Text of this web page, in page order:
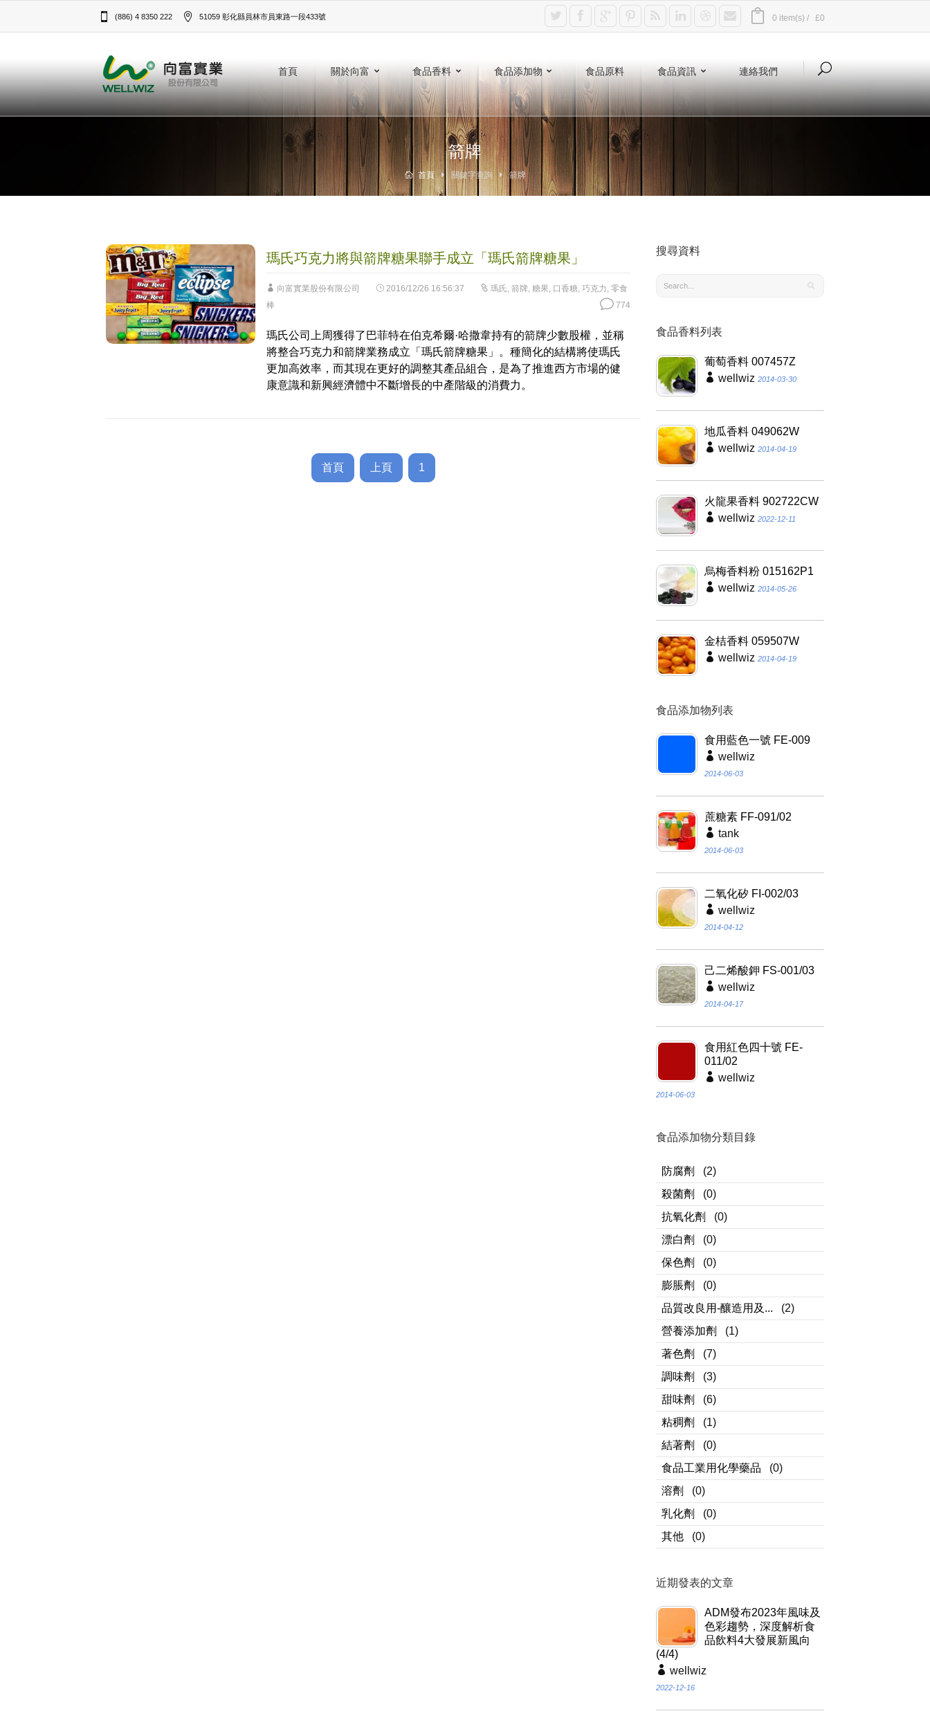
(886) 4 8350 222 51059 彰化縣員林市員東路一段433號‎ 0 item(s) / £0
首頁 關於向富 食品香料 食品添加物 食品原料 食品資訊 連絡我們
箭牌
首頁 關鍵字查詢 箭牌
瑪氏巧克力將與箭牌糖果聯手成立「瑪氏箭牌糖果」
向富實業股份有限公司 2016/12/26 16:56:37 瑪氏, 箭牌, 糖果, 口香糖, 巧克力 , 零食
棒
774
瑪氏公司上周獲得了巴菲特在伯克希爾·哈撒韋持有的箭牌少數股權，並稱
將整合巧克力和箭牌業務成立「瑪氏箭牌糖果」。種簡化的結構將使瑪氏
更加高效率，而其現在更好的調整其產品組合，是為了推進西方市場的健
康意識和新興經濟體中不斷增長的中產階級的消費力。
首頁 上頁 1
搜尋資料
食品香料列表
葡萄香料 007457Z
wellwiz 2014-03-30
地瓜香料 049062W
wellwiz 2014-04-19
火龍果香料 902722CW
wellwiz 2022-12-11
烏梅香料粉 015162P1
wellwiz 2014-05-26
金桔香料 059507W
wellwiz 2014-04-19
食品添加物列表
食用藍色一號 FE-009
wellwiz
2014-06-03
蔗糖素 FF-091/02
tank
2014-06-03
二氧化矽 FI-002/03
wellwiz
2014-04-12
己二烯酸鉀 FS-001/03
wellwiz
2014-04-17
食用紅色四十號 FE-
011/02
wellwiz
2014-06-03
食品添加物分類目錄
防腐劑
(2)
殺菌劑
(0)
抗氧化劑
(0)
漂白劑
(0)
保色劑
(0)
膨脹劑
(0)
品質改良用-釀造用及...
(2)
營養添加劑
(1)
著色劑
(7)
調味劑
(3)
甜味劑
(6)
粘稠劑
(1)
結著劑
(0)
食品工業用化學藥品
(0)
溶劑
(0)
乳化劑
(0)
其他
(0)
近期發表的文章
ADM發布2023年風味及
色彩趨勢，深度解析食
品飲料4大發展新風向
(4/4)
wellwiz
2022-12-16